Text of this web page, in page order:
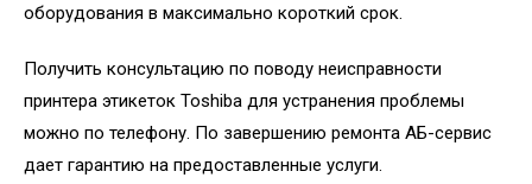
оборудования в максимально короткий срок.
Получить консультацию по поводу неисправности
принтера этикеток Toshiba для устранения проблемы
можно по телефону. По завершению ремонта АБ-сервис
дает гарантию на предоставленные услуги.